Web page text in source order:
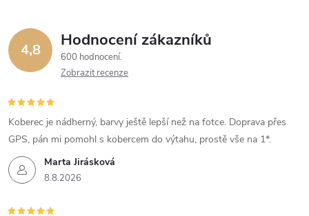
4,8 Hodnocení zákazníků
600 hodnocení
Zobrazit recenze
Marta Jirásková
8.8.2026
Koberec je nádherný, barvy ještě lepší než na fotce. Doprava přes
GPS, pán mi pomohl s kobercem do výtahu, prostě vše na 1*.